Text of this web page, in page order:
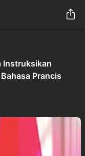
Instruksikan
Prancis